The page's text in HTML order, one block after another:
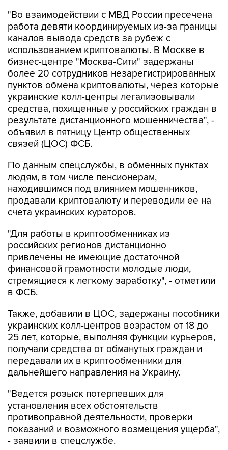
"Во взаимодействии с МВД России пресечена
работа девяти координируемых из-за границы
каналов вывода средств за рубеж с
использованием криптовалюты. В Москве в
бизнес-центре "Москва-Сити" задержаны
более 20 сотрудников незарегистрированных
пунктов обмена криптовалюты, через которые
украинские колл-центры легализовывали
средства, похищенные у российских граждан в
результате дистанционного мошенничества", -
объявил в пятницу Центр общественных
связей (ЦОС) ФСБ.
По данным спецслужбы, в обменных пунктах
людям, в том числе пенсионерам,
находившимся под влиянием мошенников,
продавали криптовалюту и переводили ее на
счета украинских кураторов.
"Для работы в криптообменниках из
российских регионов дистанционно
привлечены не имеющие достаточной
финансовой грамотности молодые люди,
стремящиеся к легкому заработку", - отметили
в ФСБ.
Также, добавили в ЦОС, задержаны пособники
украинских колл-центров возрастом от 18 до
25 лет, которые, выполняя функции курьеров,
получали средства от обманутых граждан и
передавали их в криптообменники для
дальнейшего направления на Украину.
"Ведется розыск потерпевших для
установления всех обстоятельств
противоправной деятельности, проверки
показаний и возможного возмещения ущерба",
- заявили в спецслужбе.